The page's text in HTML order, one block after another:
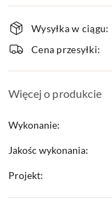
i
dostawa
Wysyłka w ciągu:
Cena przesyłki:
Więcej o produkcie
Wykonanie:
Jakośc wykonania:
Projekt: